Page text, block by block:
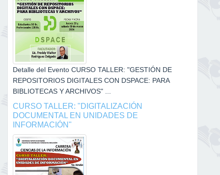
Detalle del Evento CURSO TALLER: "GESTIÓN DE
REPOSITORIOS DIGITALES CON DSPACE: PARA
BIBLIOTECAS Y ARCHIVOS" ...
CURSO TALLER: "DIGITALIZACIÓN
DOCUMENTAL EN UNIDADES DE
INFORMACIÓN"